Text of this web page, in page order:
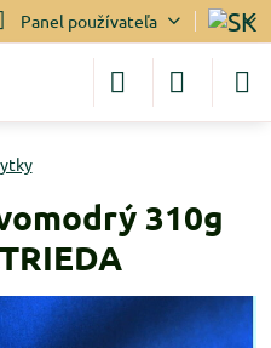
Panel používateľa
310g